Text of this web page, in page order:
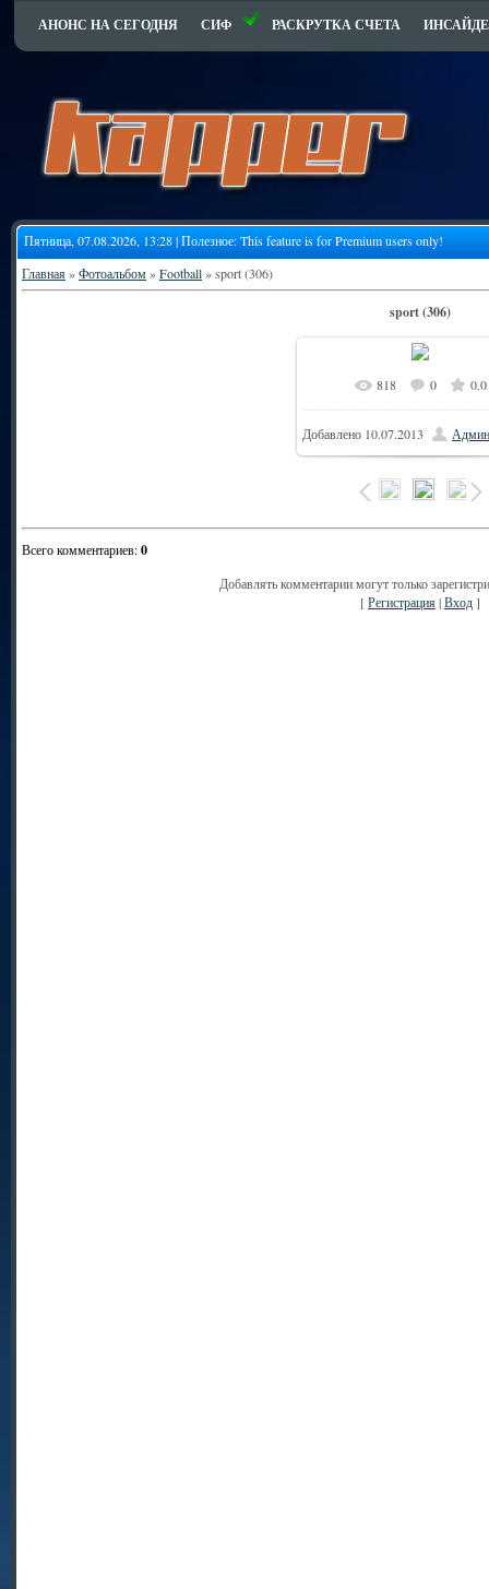
АНОНС НА СЕГОДНЯ СИФ РАСКРУТКА СЧЕТА
Пятница, 07.08.2026, 13:28 | Полезное:This feature is for Premium users only!
Главная»Фотоальбом»Football» sport (306)
sport (306)
818 0 0.0
Добавлено 10.07.2013
Всего комментариев:0
Добавлять комментарии могут только
[Регистрация|Вход]